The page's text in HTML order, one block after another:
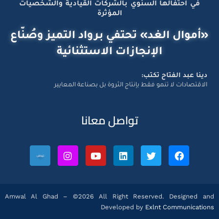
في احتفالها السنوي بالشركات القيادية والشخصيات
المؤثرة
«أموال الغد» تحتفي برواد التميز وصُنّاع
الإنجازات الاستثنائية
دينا عبد الفتاح تكتب:
الاقتصادات لا تنمو فقط بإنتاج الثروة بل بصناعة المعايير
تواصل معانا
Amwal Al Ghad – ©2026 All Right Reserved. Designed and
Developed by Exlnt Communications